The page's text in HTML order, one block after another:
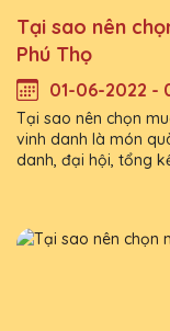
Tại sao nên
Phú Thọ
01-06-2022
Tại sao nên chọn
vinh danh là món
danh, đại hội, tổng